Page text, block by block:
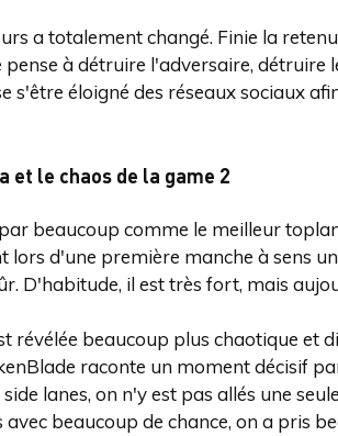
a totalement changé. Finie la
pense à détruire l'adversaire, détruire
s'être éloigné des réseaux sociaux
et le chaos de la game 2
beaucoup comme le meilleur
d'une première manche à sens
D'habitude, il est très fort, mais
révélée beaucoup plus chaotique et
raconte un moment décisif
lanes, on n'y est pas allés une
beaucoup de chance, on a pris